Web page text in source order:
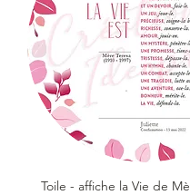
Toile - affiche la Vie de